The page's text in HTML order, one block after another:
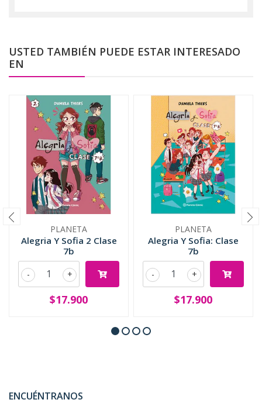
USTED TAMBIÉN PUEDE ESTAR INTERESADO
EN
PLANETA
Alegria Y Sofia 2 Clase
7b
+
-
$17.900
PLANETA
Alegria Y Sofia: Clase
7b
+
-
$17.900
ENCUÉNTRANOS